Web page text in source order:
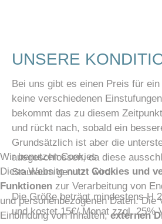
UNSERE
Bei uns gibt es einen Preis für
keine verschiedenen
bekommt das zu diesem
und rückt nach, sobald ein
Grundsätzlich ist aber die
ausgeschlossen, da diese
Stauraum genutzt wird.
Die Größe beträgt mindestens H
und kostet 15€/ Monat zzgl. 25%
Wir benutzen Cookies
Diese Website nutzt Cookies und
Funktionen zur Verarbeitung von
und personenbezogenen Daten. Die
Einbindung von Inhalten,externen